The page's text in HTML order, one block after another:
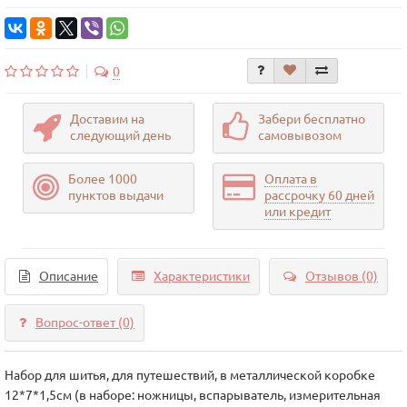
0
Доставим на
следующий день
Забери бесплатно
самовывозом
Более 1000
пунктов выдачи
Оплата в
рассрочку 60 дней
или кредит
Описание Характеристики Отзывов (0)
Вопрос-ответ(0)
Набор для шитья, для путешествий, в металлической коробке
12*7*1,5см (в наборе: ножницы, вспарыватель, измерительная